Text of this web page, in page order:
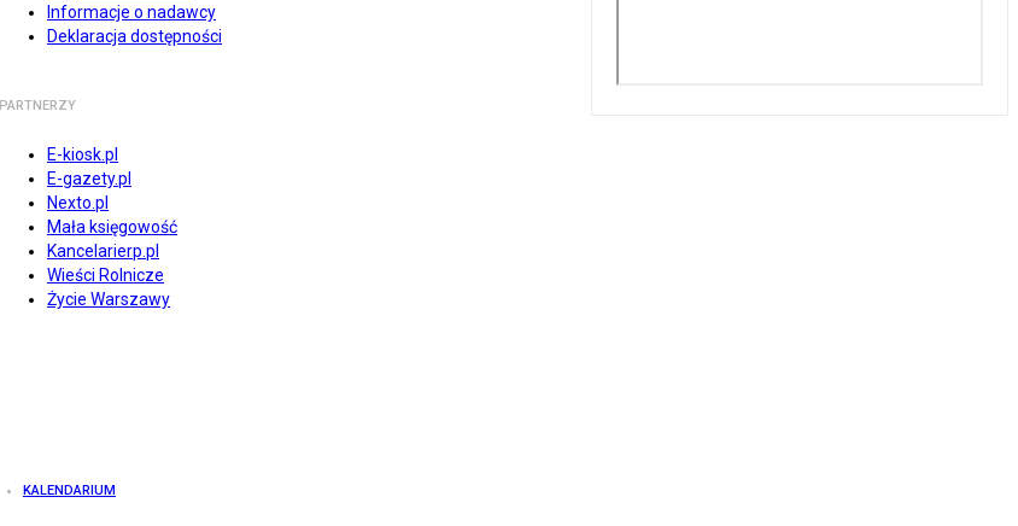
Informacje o nadawcy
Deklaracja dostępności
PARTNERZY
E-kiosk.pl
E-gazety.pl
Nexto.pl
Mała księgowość
Kancelarierp.pl
Wieści Rolnicze
Życie Warszawy
KALENDARIUM